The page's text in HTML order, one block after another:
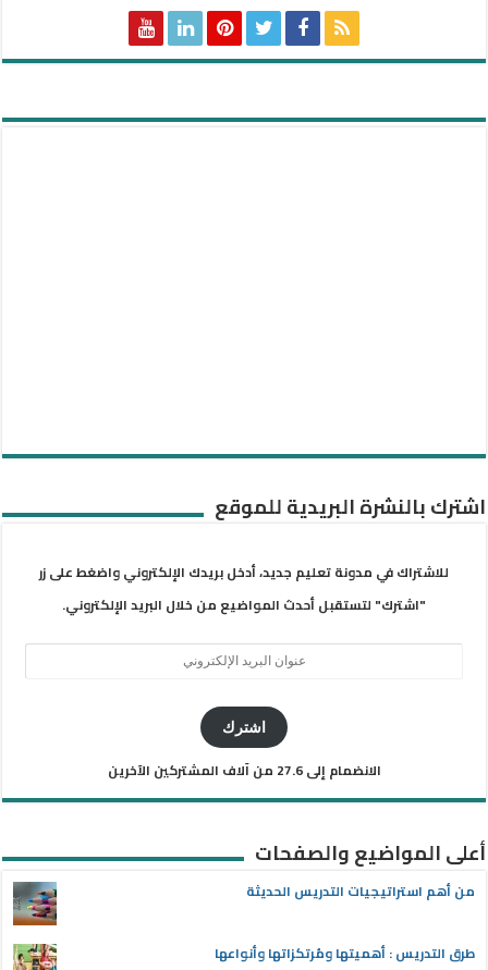
اشترك بالنشرة البريدية للموقع
للاشتراك في مدونة تعليم جديد، أدخل بريدك الإلكتروني واضغط على زر
"اشترك" لتستقبل أحدث المواضيع من خلال البريد الإلكتروني.
اشترك
الانضمام إلى 27.6 من آلاف المشتركين الآخرين
أعلى المواضيع والصفحات
من أهم استراتيجيات التدريس الحديثة
طرق التدريس : أهميتها ومُرتكزاتها وأنواعها